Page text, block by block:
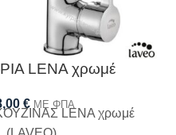
LENA χρωμέ
€ ΜΕ ΦΠΑ
LENA χρωμέ